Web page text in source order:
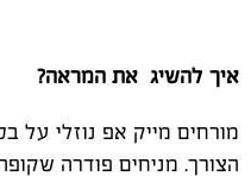
איך להשיג את המראה?
מורחים מייק אפ נוזלי על
הצורך. מניחים פודרה